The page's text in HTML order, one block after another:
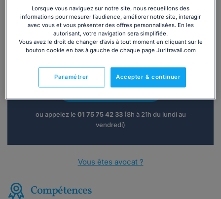
Vous souhaitez une consultation par
téléphone ?
Consulter immédiatement
ou appelez le 01 75 75 42 33(8h à 21h du lundi au
vendredi)
Vous êtes avocat ?
Compétences
Lorsque vous naviguez sur notre site, nous recueillons des
informations pour mesurer l’audience, améliorer notre site, interagir
avec vous et vous présenter des offres personnalisées. En les
autorisant, votre navigation sera simplifiée.
Vous avez le droit de changer d’avis à tout moment en cliquant sur le
bouton cookie en bas à gauche de chaque page Juritravail.com
Accepter & continuer
Paramétrer